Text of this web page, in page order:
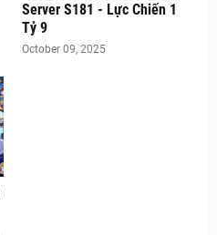
Server S181 - Lực Chiến 1
Tỷ 9
October 09, 2025